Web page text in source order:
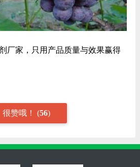
厂家，只用产品质量与效果赢得
很赞哦！ (56)